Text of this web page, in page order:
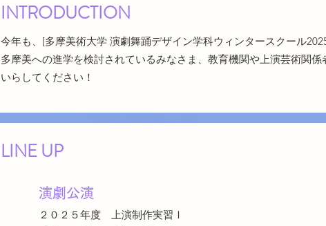
INTRODUCTION
今年も、[多摩美術大学 演劇舞踊デザイン学科ウィンタースクール
多摩美への進学を検討されているみなさま、教育機関や上演芸術関
いらしてください！
LINE UP
演劇公演
２０２５年度 上演制作実習Ⅰ